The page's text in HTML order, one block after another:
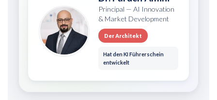
Principal — AI Innovation
& Market Development
Der Architekt
Hat den KI Führerschein
entwickelt